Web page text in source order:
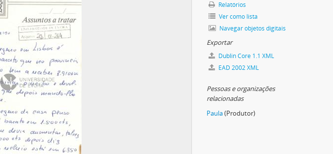
Relatórios
Ver como lista
Navegar objetos digitais
Exportar
Dublin Core 1.1 XML
EAD 2002 XML
Pessoas e organizações
relacionadas
Paula(Produtor)